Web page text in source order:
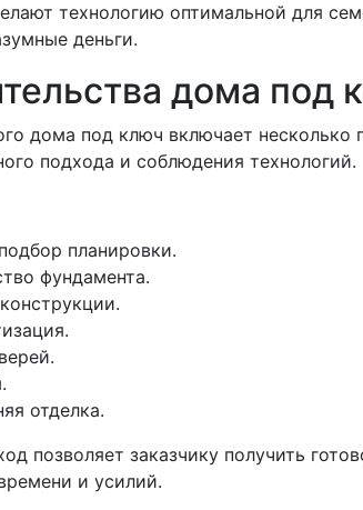
технологию оптимальной для
деньги.
дома под
дома под ключ включает
подхода и соблюдения технологий.
планировки.
фундамента.
отделка.
позволяет заказчику получить
и усилий.